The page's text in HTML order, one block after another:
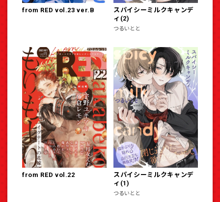
from RED vol.23 ver.B
スパイシーミルクキャンデ
ィ(2)
つるいとと
from RED vol.22
スパイシーミルクキャンデ
ィ(1)
つるいとと